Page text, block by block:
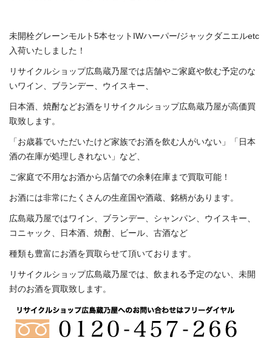
未開栓グレーンモルト5本セットIWハーパー/ジャックダニエルetc
入荷いたしました！
リサイクルショップ広島蔵乃屋では店舗やご家庭や飲む予定のな
いワイン、ブランデー、ウイスキー、
日本酒、焼酎などお酒をリサイクルショップ広島蔵乃屋が高価買
取致します。
「お歳暮でいただいたけど家族でお酒を飲む人がいない」「日本
酒の在庫が処理しきれない」など、
ご家庭で不用なお酒から店舗での余剰在庫まで買取可能！
お酒には非常にたくさんの生産国や酒蔵、銘柄があります。
広島蔵乃屋ではワイン、ブランデー、シャンパン、ウイスキー、
コニャック、日本酒、焼酎、ビール、古酒など
種類も豊富にお酒を買取らせて頂いております。
リサイクルショップ広島蔵乃屋では、飲まれる予定のない、未開
封のお酒を買取致します。